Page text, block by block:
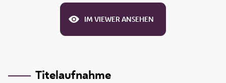
IM VIEWER ANSEHEN
Titelaufnahme